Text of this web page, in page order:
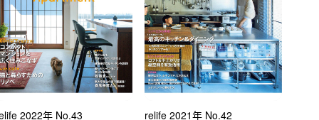
2022年 No.43 relife 2021年 No.42